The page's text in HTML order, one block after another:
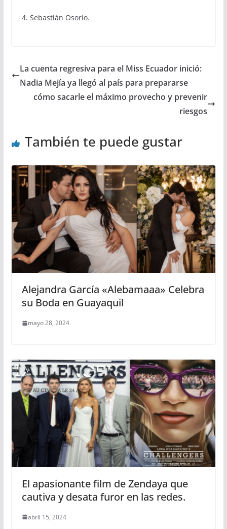
4. Sebastián Osorio.
La cuenta regresiva para el Miss Ecuador inició:
Nadia Mejía ya llegó al país para prepararse
cómo sacarle el máximo provecho y prevenir
riesgos
También te puede gustar
Alejandra García «Alebamaaa» Celebra
su Boda en Guayaquil
mayo 28, 2024
El apasionante film de Zendaya que
cautiva y desata furor en las redes.
abril 15, 2024